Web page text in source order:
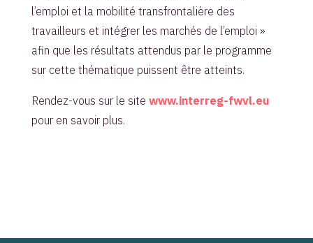
l’emploi et la mobilité transfrontalière des
travailleurs et intégrer les marchés de l’emploi »
afin que les résultats attendus par le programme
sur cette thématique puissent être atteints.
Rendez-vous sur le site www.interreg-fwvl.eu
pour en savoir plus.